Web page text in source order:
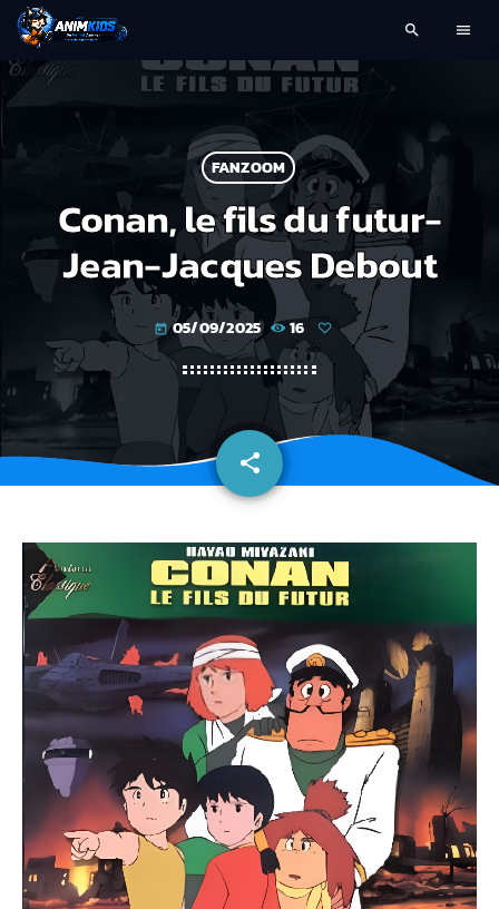
search menu
FANZOOM
Conan, le fils du futur-
Jean-Jacques Debout
today 05/09/2025 16
share
email